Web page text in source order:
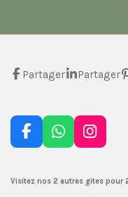
Partager Partager
F
a
e
W
h
t
I
n
t
Visitez nos 2 autres gites pour